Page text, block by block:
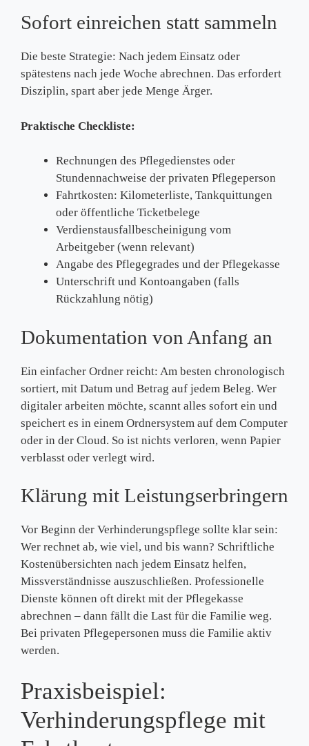
Sofort einreichen statt sammeln
Die beste Strategie: Nach jedem Einsatz oder
spätestens nach jede Woche abrechnen. Das erfordert
Disziplin, spart aber jede Menge Ärger.
Praktische Checkliste:
Rechnungen des Pflegedienstes oder
Stundennachweise der privaten Pflegeperson
Fahrtkosten: Kilometerliste, Tankquittungen
oder öffentliche Ticketbelege
Verdienstausfallbescheinigung vom
Arbeitgeber (wenn relevant)
Angabe des Pflegegrades und der Pflegekasse
Unterschrift und Kontoangaben (falls
Rückzahlung nötig)
Dokumentation von Anfang an
Ein einfacher Ordner reicht: Am besten chronologisch
sortiert, mit Datum und Betrag auf jedem Beleg. Wer
digitaler arbeiten möchte, scannt alles sofort ein und
speichert es in einem Ordnersystem auf dem Computer
oder in der Cloud. So ist nichts verloren, wenn Papier
verblasst oder verlegt wird.
Klärung mit Leistungserbringern
Vor Beginn der Verhinderungspflege sollte klar sein:
Wer rechnet ab, wie viel, und bis wann? Schriftliche
Kostenübersichten nach jedem Einsatz helfen,
Missverständnisse auszuschließen. Professionelle
Dienste können oft direkt mit der Pflegekasse
abrechnen – dann fällt die Last für die Familie weg.
Bei privaten Pflegepersonen muss die Familie aktiv
werden.
Praxisbeispiel:
Verhinderungspflege mit